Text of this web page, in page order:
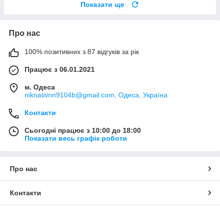
Показати ще
Про нас
100% позитивних з 87 відгуків за рік
Працює з 06.01.2021
м. Одеса
niknativnn9104b@gmail.com, Одеса, Україна
Контакти
Сьогодні працює з 10:00 до 18:00
Показати весь графік роботи
Про нас
Контакти